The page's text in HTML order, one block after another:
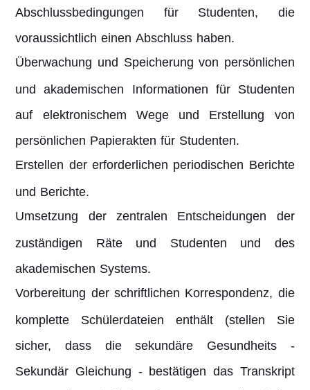
Abschlussbedingungen für Studenten, die
voraussichtlich einen Abschluss haben.
Überwachung und Speicherung von persönlichen
und akademischen Informationen für Studenten
auf elektronischem Wege und Erstellung von
persönlichen Papierakten für Studenten.
Erstellen der erforderlichen periodischen Berichte
und Berichte.
Umsetzung der zentralen Entscheidungen der
zuständigen Räte und Studenten und des
akademischen Systems.
Vorbereitung der schriftlichen Korrespondenz, die
komplette Schülerdateien enthält (stellen Sie
sicher, dass die sekundäre Gesundheits -
Sekundär Gleichung - bestätigen das Transkript